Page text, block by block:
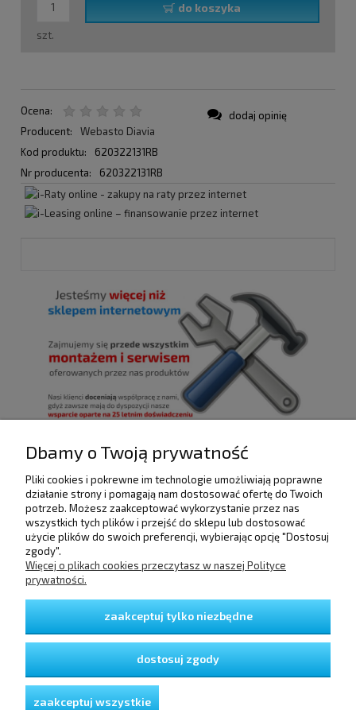
szt.
do koszyka
Ocena:
Producent:
Webasto Diavia
Kod produktu:
620322131RB
Nr producenta:
620322131RB
dodaj opinię
POMOC
DOSTAWA I PŁATNOŚCI
GWARANCJA I ZWROTY
O FIRMIE
Dbamy o Twoją prywatność
Pliki cookies i pokrewne im technologie umożliwiają poprawne
działanie strony i pomagają nam dostosować ofertę do Twoich
potrzeb. Możesz zaakceptować wykorzystanie przez nas
wszystkich tych plików i przejść do sklepu lub dostosować
użycie plików do swoich preferencji, wybierając opcję "Dostosuj
zgody".
Więcej o plikach cookies przeczytasz w naszej Polityce
prywatności.
zaakceptuj tylko niezbędne
dostosuj zgody
zaakceptuj wszystkie